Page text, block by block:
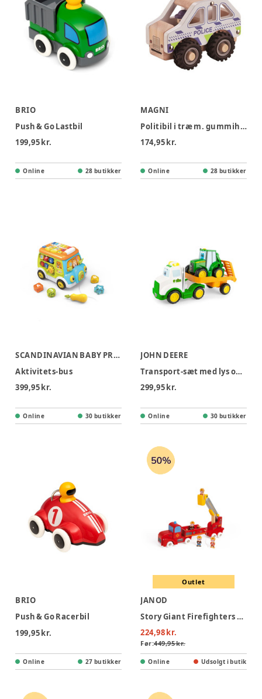
BRIO
Push & Go Lastbil
199,95 kr.
Online 28 butikker
MAGNI
Politibil i træ m. gummihjul
174,95 kr.
Online 28 butikker
SCANDINAVIAN BABY PRODUCTS
Aktivitets-bus
399,95 kr.
Online 30 butikker
JOHN DEERE
Transport-sæt med lys og lyde
299,95 kr.
Online 30 butikker
BRIO
Push & Go Racerbil
199,95 kr.
Online 27 butikker
Outlet
JANOD
Story Giant Firefighters Truck
224,98 kr.
Før:449,95 kr.
Online Udsolgt i butik